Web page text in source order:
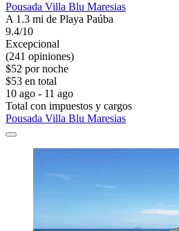
Pousada Villa Blu Maresias
A 1.3 mi de Playa Paúba
9.4/10
Excepcional
(241 opiniones)
$52 por noche
$53 en total
10 ago - 11 ago
Total con impuestos y cargos
Pousada Villa Blu Maresias